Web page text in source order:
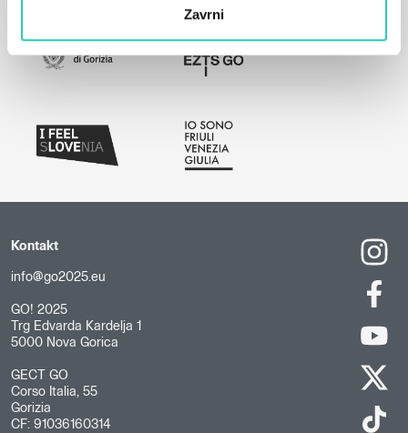
Zavrni
Kontakt
info@go2025.eu
GO! 2025
Trg Edvarda Kardelja 1
5000 Nova Gorica
GECT GO
Corso Italia, 55
Gorizia
CF: 91036160314